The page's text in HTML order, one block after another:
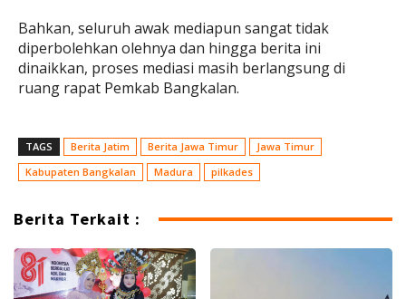
Bahkan, seluruh awak mediapun sangat tidak
diperbolehkan olehnya dan hingga berita ini
dinaikkan, proses mediasi masih berlangsung di
ruang rapat Pemkab Bangkalan.
TAGS Berita Jatim Berita Jawa Timur
Jawa Timur
Kabupaten Bangkalan
Madura pilkades
Berita Terkait :